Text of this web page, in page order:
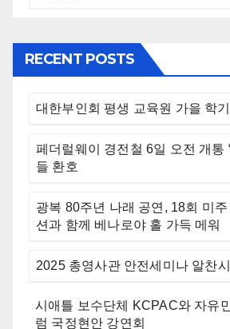
RECENT POSTS
대한부인회 평생 교육원 가을 학
페더럴웨이 경전철 6일 오전 개통
들 환호
광복 80주년 나래 공연, 18회 미
션과 함께 베나로야 홀 가득 메워
2025 총영사관 안전세미나 알찬
시애틀 보수단체 KCPAC와 자유
럼 국정현안 강연회